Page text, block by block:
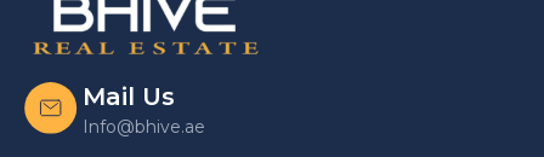
Mail Us
Info@bhive.ae